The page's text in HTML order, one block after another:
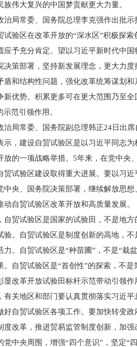
族伟大复兴的中国梦贡献更大力量。
常委、国务院总理李克强作出批示
试验区在改革开放的“深水区”积极探
应予充分肯定。望以习近平新时代中
决策部署，坚持新发展理念，更大力
盾和结构性问题，强化改革统筹谋划
新优势。积累更多可在更大范围乃至
范引领作用。
常委、国务院副总理韩正24日出席
示，建设自贸试验区是以习近平同志
放的一项战略举措。5年来，在党中央
贸试验区建设取得重大进展。要以习
中央、国务院决策部署，继续解放思
动自贸试验区改革开放和高质量发展。
试验区是国家的试验田，不是地方
验。自贸试验区是制度创新的高地，
力。自贸试验区是“种苗圃”，不是“栽
。自贸试验区是“首创性”的探索，不
显改革开放试验田标杆示范带动引领作
地区和部门要认真贯彻落实习近平
好自贸试验区各项工作。要加快转变政
度改革，推进贸易监管制度创新，加
党中央周围，增强“四个意识”，坚定“